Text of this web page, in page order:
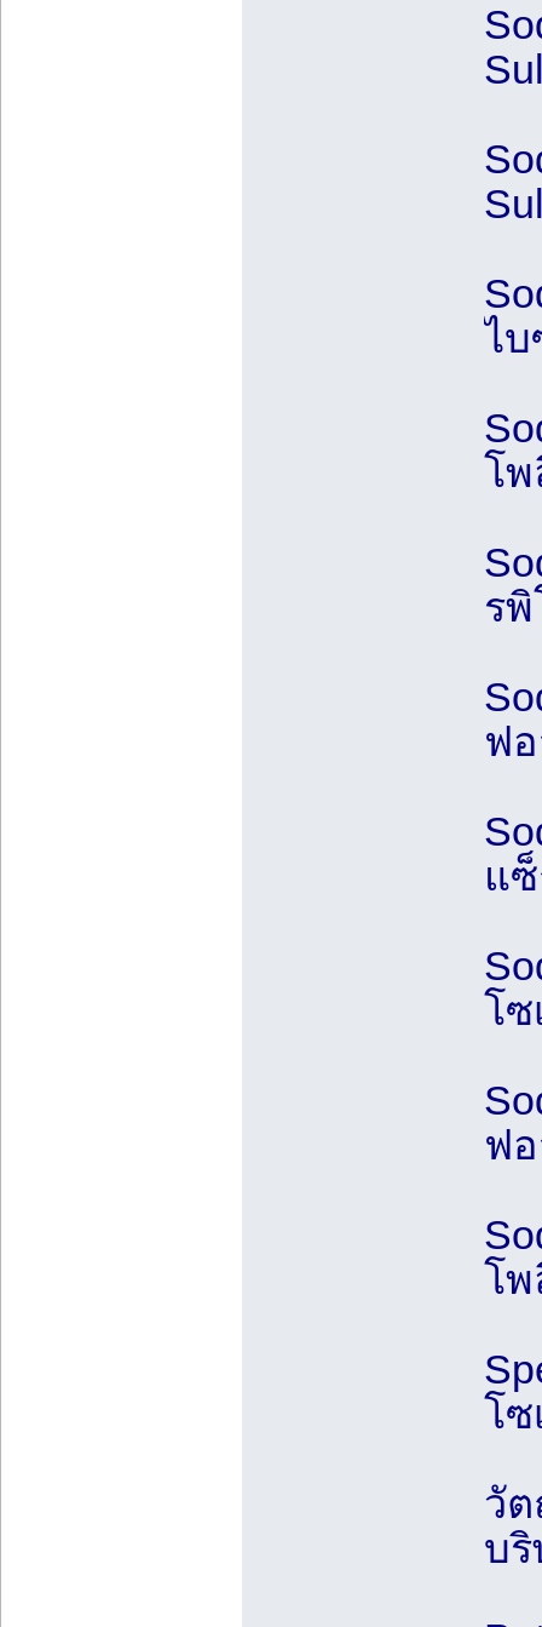
ไบ
โ
ร
ฟ
แ
โซ
ฟ
โ
โซ
วั
บ